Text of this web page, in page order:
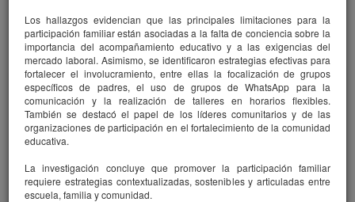
Los hallazgos evidencian que las principales limitaciones para la
participación familiar están asociadas a la falta de conciencia sobre la
importancia del acompañamiento educativo y a las exigencias del
mercado laboral. Asimismo, se identificaron estrategias efectivas para
fortalecer el involucramiento, entre ellas la focalización de grupos
específicos de padres, el uso de grupos de WhatsApp para la
comunicación y la realización de talleres en horarios flexibles.
También se destacó el papel de los líderes comunitarios y de las
organizaciones de participación en el fortalecimiento de la comunidad
educativa.
La investigación concluye que promover la participación familiar
requiere estrategias contextualizadas, sostenibles y articuladas entre
escuela, familia y comunidad.